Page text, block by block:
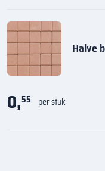
Halve
0,55 per stuk